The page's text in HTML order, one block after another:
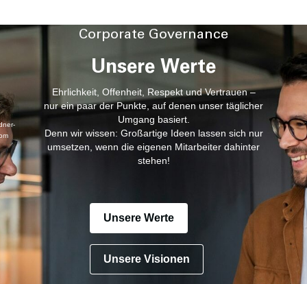
Corporate Governance
Unsere Werte
Ehrlichkeit, Offenheit, Respekt und Vertrauen –
nur ein paar der Punkte, auf denen unser täglicher
Umgang basiert.
Denn wir wissen: Großartige Ideen lassen sich nur
umsetzen, wenn die eigenen Mitarbeiter dahinter
stehen!
Unsere Werte
Unsere Visionen